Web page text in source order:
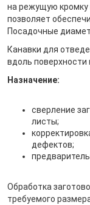
на режущую кромку
позволяет
Посадочные
Канавки для
вдоль поверхности
Назначение:
сверление
листы;
дефектов;
Обработка
требуемого